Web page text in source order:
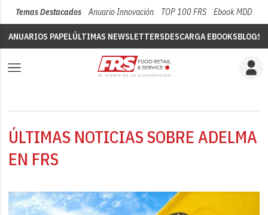
Temas Destacados Anuario Innovación TOP 100 FRS Ebook MDD
ANUARIOS PAPELÚLTIMAS NEWSLETTERSDESCARGA EBOOKSBLOGS
ÚLTIMAS NOTICIAS SOBRE ADELMA
EN FRS